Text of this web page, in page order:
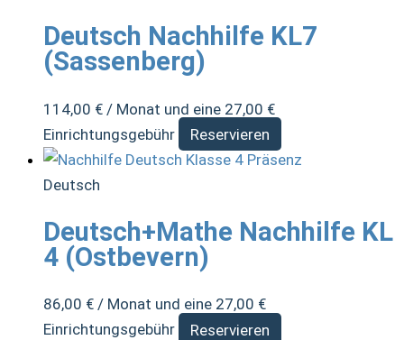
Deutsch Nachhilfe KL7
(Sassenberg)
114,00 € / Monat und eine 27,00 €
Einrichtungsgebühr
Reservieren
Deutsch
Deutsch+Mathe Nachhilfe KL
4 (Ostbevern)
86,00 € / Monat und eine 27,00 €
Einrichtungsgebühr
Reservieren